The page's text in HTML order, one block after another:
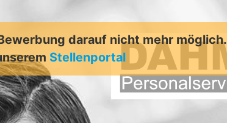
darauf nicht mehr möglich.
Stellenportal